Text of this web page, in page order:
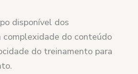
disponível dos
complexidade do conteúdo
do treinamento para